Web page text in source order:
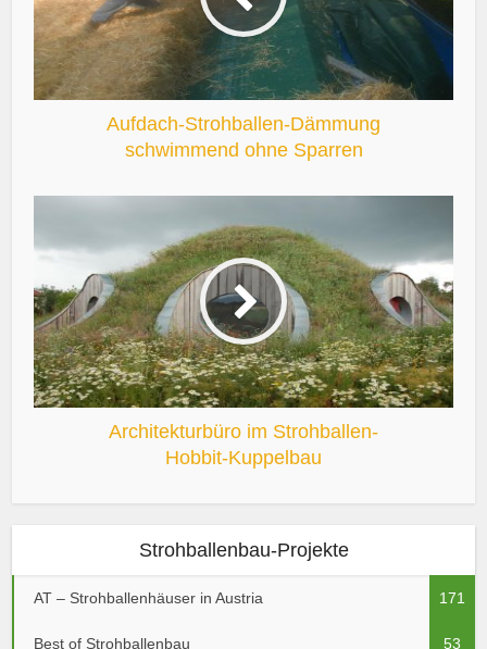
Aufdach-Strohballen-Dämmung
schwimmend ohne Sparren
Architekturbüro im Strohballen-
Hobbit-Kuppelbau
Strohballenbau-Projekte
AT – Strohballenhäuser in Austria 171
Best of Strohballenbau 53